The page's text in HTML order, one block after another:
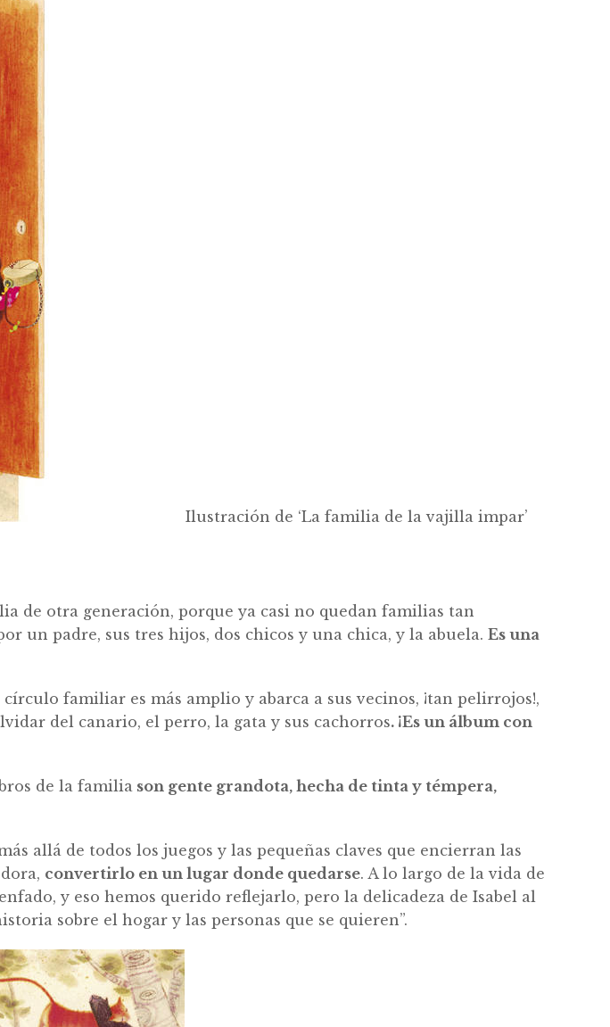
Ilustración de ‘La familia de la vajilla impar’
de otra generación, porque ya casi no quedan familias tan
un padre, sus tres hijos, dos chicos y una chica, y la abuela.Es una
familiar es más amplio y abarca a sus vecinos, ¡tan pelirrojos!,
del canario, el perro, la gata y sus cachorros. ¡Es un álbum con
de la familia son gente grandota, hecha de tinta y témpera,
allá de todos los juegos y las pequeñas claves que encierran las
convertirlo en un lugar donde quedarse. A lo largo de la vida de
y eso hemos querido reflejarlo, pero la delicadeza de Isabel al
sobre el hogar y las personas que se quieren”.